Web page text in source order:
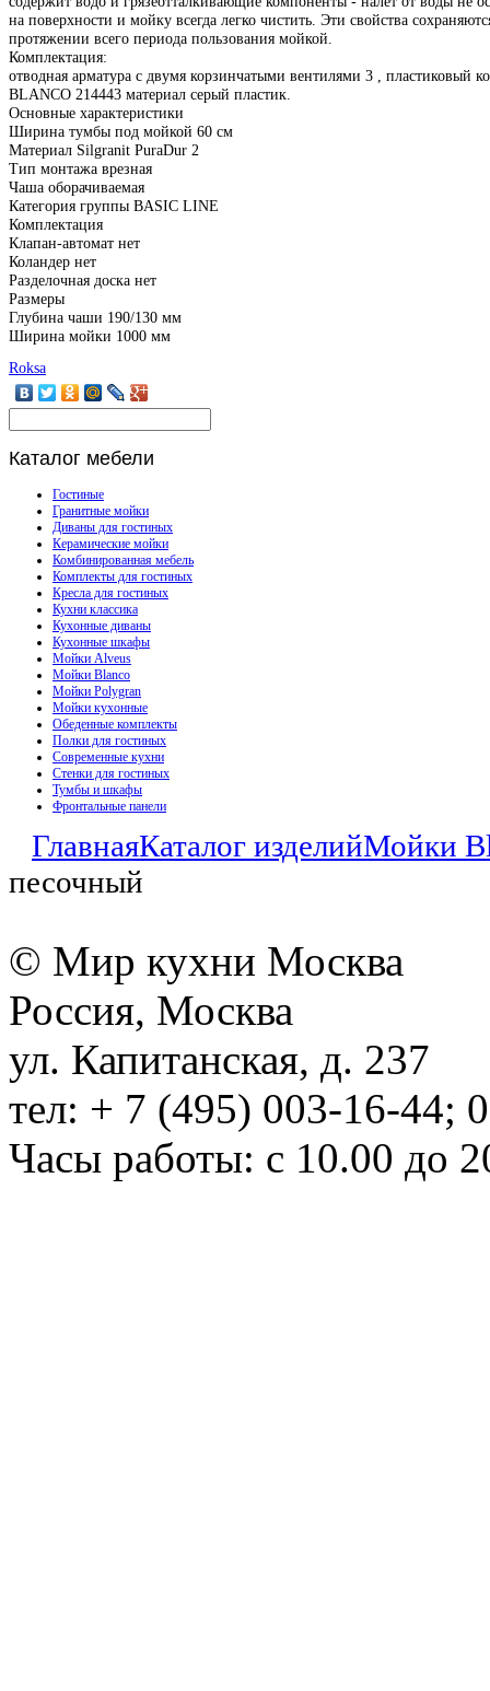
на поверхности и мойку всегда легко чистить. Эти свойства
протяжении всего периода пользования мойкой.
Комплектация:
отводная арматура с двумя корзинчатыми вентилями 3 , пластиковый
BLANCO 214443 материал серый пластик.
Основные характеристики
Ширина тумбы под мойкой 60 см
Материал Silgranit PuraDur 2
Тип монтажа врезная
Чаша оборачиваемая
Категория группы BASIC LINE
Комплектация
Клапан-автомат нет
Коландер нет
Разделочная доска нет
Размеры
Глубина чаши 190/130 мм
Ширина мойки 1000 мм
Roksa
Каталог мебели
Гостиные
Гранитные мойки
Диваны для гостиных
Керамические мойки
Комбинированная мебель
Комплекты для гостиных
Кресла для гостиных
Кухни классика
Кухонные диваны
Кухонные шкафы
Мойки Alveus
Мойки Blanco
Мойки Polygran
Мойки кухонные
Обеденные комплекты
Полки для гостиных
Современные кухни
Стенки для гостиных
Тумбы и шкафы
Фронтальные панели
ГлавнаяКаталог изделийМойки
песочный
© Мир кухни Москва
Россия, Москва
ул. Капитанская, д. 237
тел: + 7 (495) 003-16-44;
Часы работы: с 10.00 до